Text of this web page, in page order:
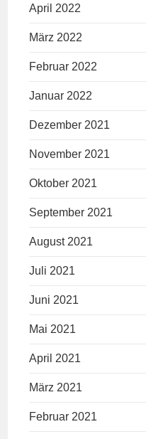
April 2022
März 2022
Februar 2022
Januar 2022
Dezember 2021
November 2021
Oktober 2021
September 2021
August 2021
Juli 2021
Juni 2021
Mai 2021
April 2021
März 2021
Februar 2021